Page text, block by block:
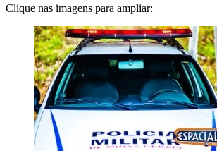
Clique nas imagens para ampliar: